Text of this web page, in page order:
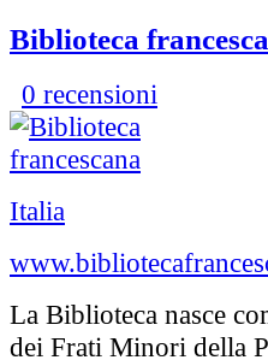
Biblioteca
0 recensioni
Italia
La Biblioteca nasce
dei Frati Minori della